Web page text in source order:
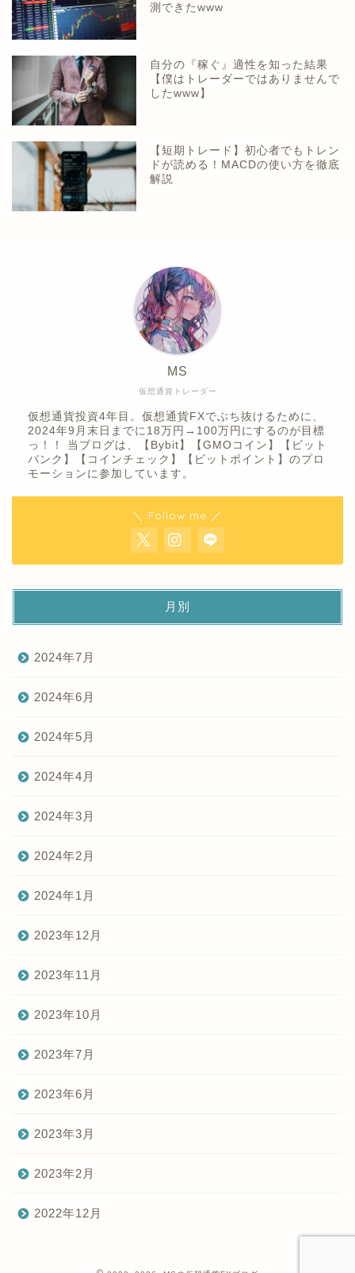
測できたwww
自分の『稼ぐ』適性を知った結果
【僕はトレーダーではありませんで
したwww】
【短期トレード】初心者でもトレン
ドが読める！MACDの使い方を徹底
解説
仮想通貨トレーダー
MS
仮想通貨投資4年目。仮想通貨FXでぶち抜けるために、
2024年9月末日までに18万円→100万円にするのが目標
っ！！ 当ブログは、【Bybit】【GMOコイン】【ビット
バンク】【コインチェック】【ビットポイント】のプロ
モーションに参加しています。
＼ Follow me ／
月別
2024年7月
2024年6月
2024年5月
2024年4月
2024年3月
2024年2月
2024年1月
2023年12月
2023年11月
2023年10月
2023年7月
2023年6月
2023年3月
2023年2月
2022年12月